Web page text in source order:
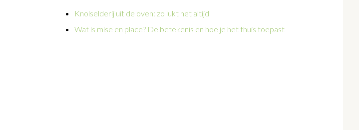
Knolselderij uit de oven: zo lukt het altijd
Wat is mise en place? De betekenis en hoe je het thuis toepast